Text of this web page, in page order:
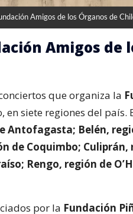
Amigos de los Órganos de
Amigos de
que organiza la
en siete regiones del país.
Antofagasta; Belén,
de Coquimbo;
Rengo, región de
por la Fundación